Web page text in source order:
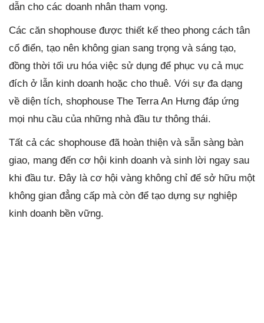
dẫn cho các doanh nhân tham vọng.
Các căn shophouse được thiết kế theo phong cách tân
cổ điển, tạo nên không gian sang trọng và sáng tạo,
đồng thời tối ưu hóa việc sử dụng để phục vụ cả mục
đích ở lẫn kinh doanh hoặc cho thuê. Với sự đa dạng
về diện tích, shophouse The Terra An Hưng đáp ứng
mọi nhu cầu của những nhà đầu tư thông thái.
Tất cả các shophouse đã hoàn thiện và sẵn sàng bàn
giao, mang đến cơ hội kinh doanh và sinh lời ngay sau
khi đầu tư. Đây là cơ hội vàng không chỉ để sở hữu một
không gian đẳng cấp mà còn để tạo dựng sự nghiệp
kinh doanh bền vững.